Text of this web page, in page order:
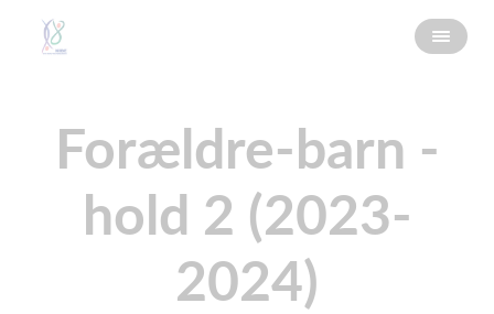
Forældre-barn -
hold 2 (2023-
2024)